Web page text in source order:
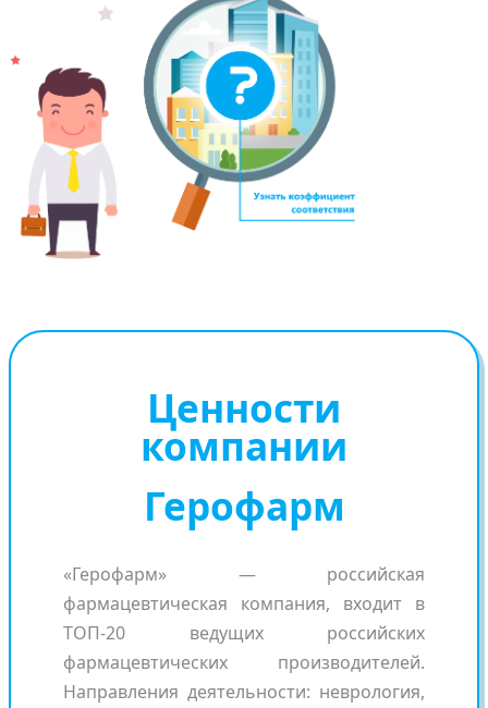
Ценности
компании
Герофарм
«Герофарм» — российская
фармацевтическая компания, входит в
ТОП-20 ведущих российских
фармацевтических производителей.
Направления деятельности: неврология,